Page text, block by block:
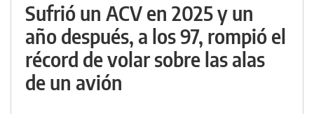
Sufrió un ACV en 2025 y un
año después, a los 97, rompió el
récord de volar sobre las alas
de un avión